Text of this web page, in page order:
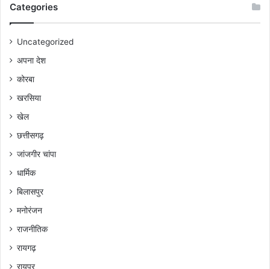
Categories
Uncategorized
अपना देश
कोरबा
खरसिया
खेल
छत्तीसगढ़
जांजगीर चांपा
धार्मिक
बिलासपुर
मनोरंजन
राजनीतिक
रायगढ़
रायपुर